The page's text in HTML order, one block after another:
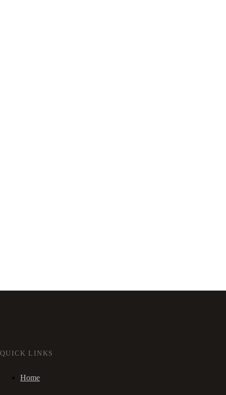
QUICK LINKS
Home